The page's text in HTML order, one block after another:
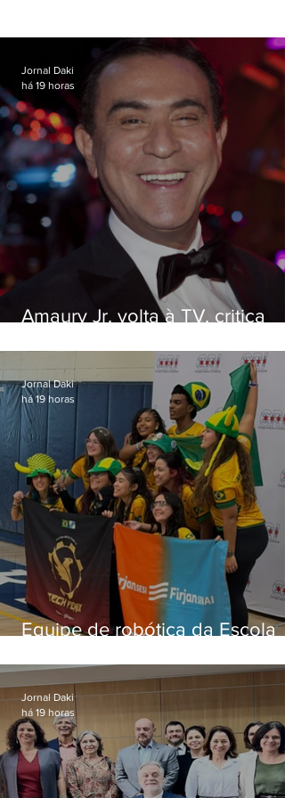
Amaury Jr. volta à TV, critica
viraram colunistas de si
Jornal Daki
há 19 horas
Equipe de robótica da Escola
prêmio internacional nos EUA
Jornal Daki
há 19 horas
Jornal Daki
há 19 horas